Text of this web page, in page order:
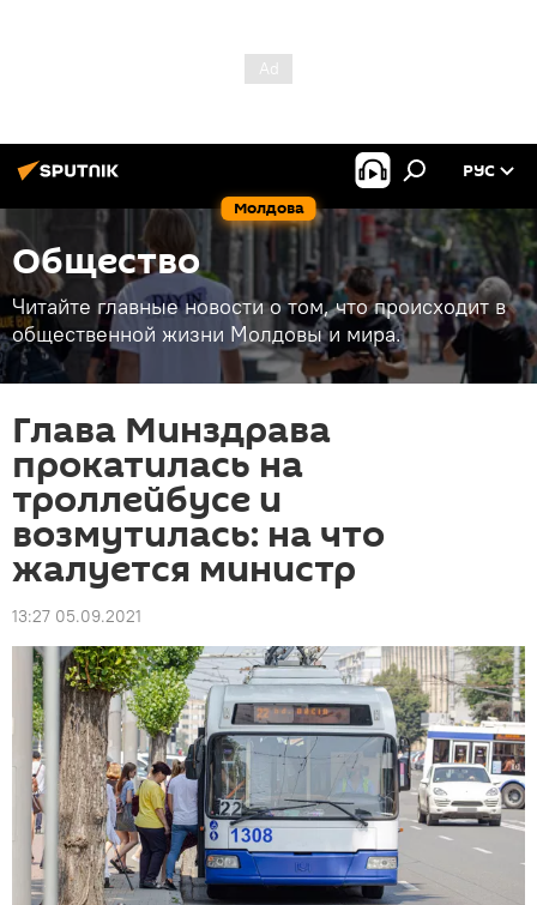
Молдова
РУС
Общество
Читайте главные новости о том, что происходит в
общественной жизни Молдовы и мира.
Глава Минздрава
прокатилась на
троллейбусе и
возмутилась: на что
жалуется министр
13:27 05.09.2021